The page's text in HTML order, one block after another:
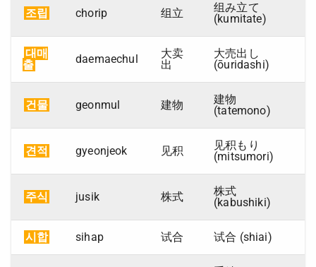
조립 chorip 组立
组み立て
(kumitate)
대매
출
daemaechul
大卖
出
大売出し
(ōuridashi)
건물 geonmul 建物
建物
(tatemono)
견적 gyeonjeok 见积
见积もり
(mitsumori)
주식 jusik 株式
株式
(kabushiki)
시합 sihap 试合 试合 (shiai)